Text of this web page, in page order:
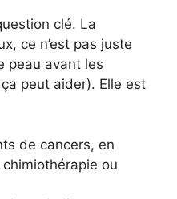
clé. La
ce n’est pas juste
peau avant les
peut aider). Elle est
de cancers, en
ou